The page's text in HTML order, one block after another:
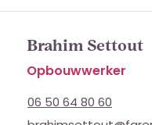
Brahim Settout
Opbouwwerker
06 50 64 80 60